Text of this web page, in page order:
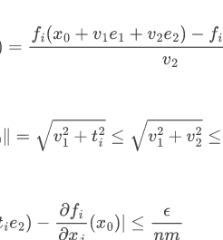
v1e1+v2e2)−f (x0+v1e1 )v 2
2≤ v12+v 22 ≤‖ x− x0‖ ≤δ
t e 2) i∂xj x0 |≤ nm